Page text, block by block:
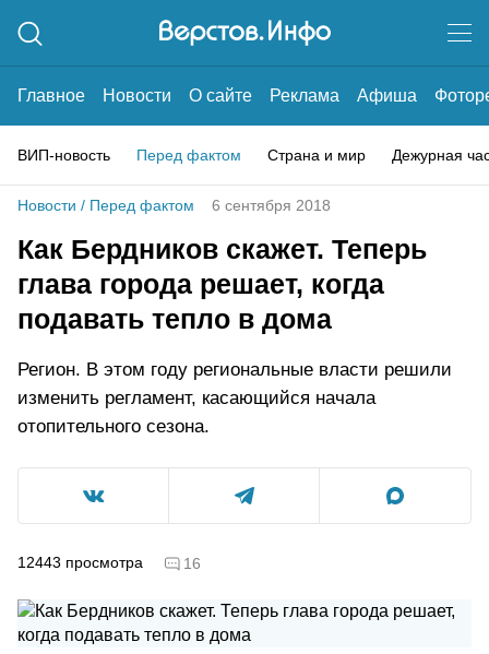
Главное Новости О сайте Реклама Афиша
ВИП-новость Перед фактом Страна и мир Дежурная
Новости / Перед фактом 6 сентября 2018
Как Бердников скажет. Теперь
глава города решает, когда
подавать тепло в дома
Регион. В этом году региональные власти решили
изменить регламент, касающийся начала
отопительного сезона.
12443 просмотра 16